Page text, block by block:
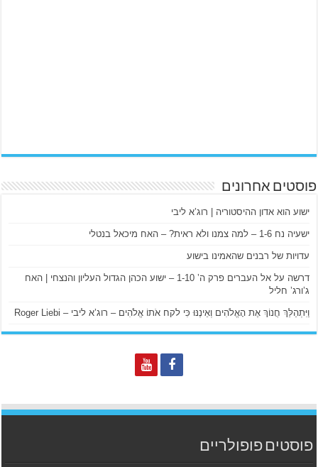
פוסטים אחרונים
ישוע הוא אדון ההיסטוריה | רוג’א ליבי
ישעיה נח 1-6 – למה צמנו ולא ראית? – האח מיכאל בנטלי
עדויות של רבנים שהאמינו בישוע
דרשה על אל העברים פרק ה’ 1-10 – ישוע הכהן הגדול העליון והנצחי | האח
ג’ורג’ חליל
וַיִּתְהַלֵּךְ חֲנוֹךְ אֶת הָאֱלֹהִים וְאֵינֶנּוּ כִּי לקח אֹתוֹ אֱלֹהִים – רוג’א ליבי – Roger Liebi
פוסטים פופולריים